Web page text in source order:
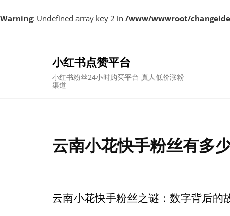
Warning: Undefined array key 2 in /www/wwwroot/
小红书点赞平台
小红书粉丝24小时购买平台-真人低价涨粉
渠道
云南小花快手粉丝有多
云南小花快手粉丝之谜：数字背后的